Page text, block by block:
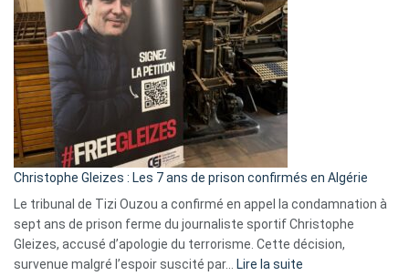
Espagne,
Irlande
et
Slovénie
rejettent
la
présence
d’Israël
Christophe Gleizes : Les 7 ans de prison confirmés en Algérie
Le tribunal de Tizi Ouzou a confirmé en appel la condamnation à
sept ans de prison ferme du journaliste sportif Christophe
Gleizes, accusé d’apologie du terrorisme. Cette décision,
survenue malgré l’espoir suscité par… Lire la suite